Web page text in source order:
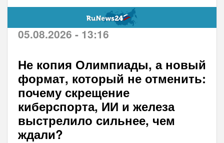
05.08.2026 - 13:16
Не копия Олимпиады, а новый
формат, который не отменить:
почему скрещение
киберспорта, ИИ и железа
выстрелило сильнее, чем
ждали?